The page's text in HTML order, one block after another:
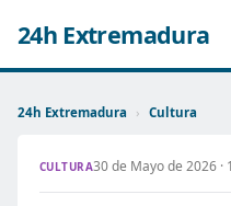
24h Extremadura
24h Extremadura › Cultura
CULTURA30 de Mayo de 2026 ·